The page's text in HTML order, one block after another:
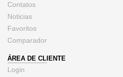
Contatos
Noticias
Favoritos
Comparador
ÁREA DE CLIENTE
Login